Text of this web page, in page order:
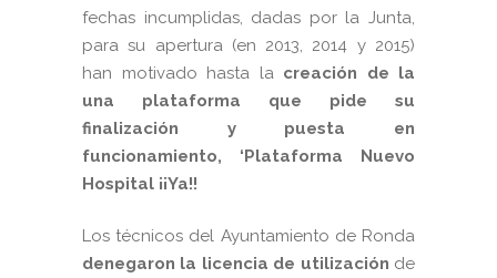
fechas incumplidas, dadas por la Junta,
para su apertura (en 2013, 2014 y 2015)
han motivado hasta la creación de la
una plataforma que pide su
finalización y puesta en
funcionamiento, ‘Plataforma Nuevo
Hospital ¡¡Ya!!
Los técnicos del Ayuntamiento de Ronda
denegaron la licencia de utilización de